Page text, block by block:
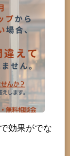
効果がでな